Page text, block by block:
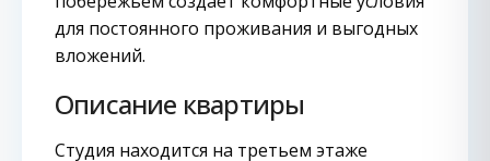
для постоянного проживания и выгодных
вложений.
Описание квартиры
Студия находится на третьем этаже